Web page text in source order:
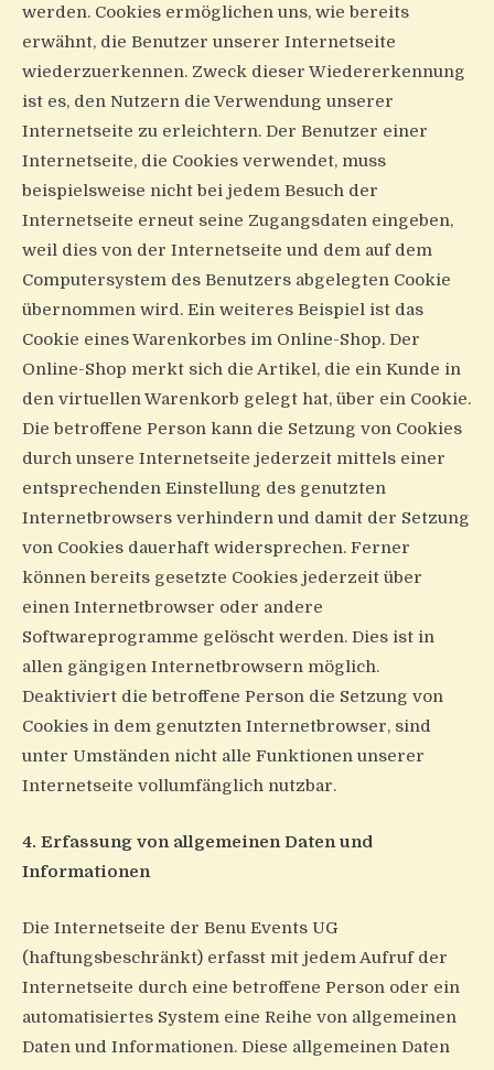
werden. Cookies ermöglichen uns, wie bereits
erwähnt, die Benutzer unserer Internetseite
wiederzuerkennen. Zweck dieser Wiedererkennung
ist es, den Nutzern die Verwendung unserer
Internetseite zu erleichtern. Der Benutzer einer
Internetseite, die Cookies verwendet, muss
beispielsweise nicht bei jedem Besuch der
Internetseite erneut seine Zugangsdaten eingeben,
weil dies von der Internetseite und dem auf dem
Computersystem des Benutzers abgelegten Cookie
übernommen wird. Ein weiteres Beispiel ist das
Cookie eines Warenkorbes im Online-Shop. Der
Online-Shop merkt sich die Artikel, die ein Kunde in
den virtuellen Warenkorb gelegt hat, über ein Cookie.
Die betroffene Person kann die Setzung von Cookies
durch unsere Internetseite jederzeit mittels einer
entsprechenden Einstellung des genutzten
Internetbrowsers verhindern und damit der Setzung
von Cookies dauerhaft widersprechen. Ferner
können bereits gesetzte Cookies jederzeit über
einen Internetbrowser oder andere
Softwareprogramme gelöscht werden. Dies ist in
allen gängigen Internetbrowsern möglich.
Deaktiviert die betroffene Person die Setzung von
Cookies in dem genutzten Internetbrowser, sind
unter Umständen nicht alle Funktionen unserer
Internetseite vollumfänglich nutzbar.
4. Erfassung von allgemeinen Daten und
Informationen
Die Internetseite der Benu Events UG
(haftungsbeschränkt) erfasst mit jedem Aufruf der
Internetseite durch eine betroffene Person oder ein
automatisiertes System eine Reihe von allgemeinen
Daten und Informationen. Diese allgemeinen Daten